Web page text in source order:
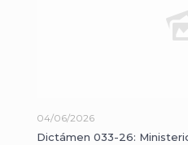
04/06/2026
Dictámen 033-26: